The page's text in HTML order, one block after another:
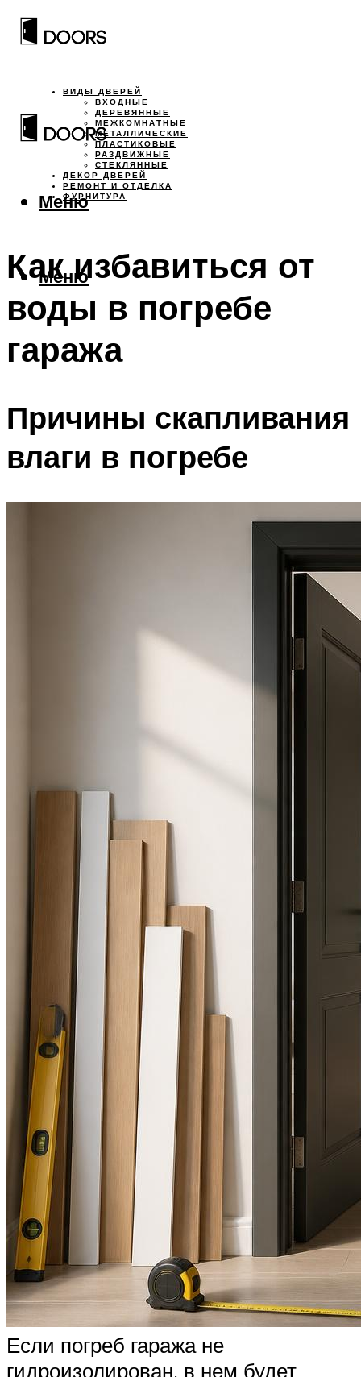
ВИДЫ ДВЕРЕЙ
ВХОДНЫЕ
ДЕРЕВЯННЫЕ
МЕЖКОМНАТНЫЕ
МЕТАЛЛИЧЕСКИЕ
ПЛАСТИКОВЫЕ
РАЗДВИЖНЫЕ
СТЕКЛЯННЫЕ
ДЕКОР ДВЕРЕЙ
РЕМОНТ И ОТДЕЛКА
ФУРНИТУРА
Меню
Меню
Как избавиться от
воды в погребе
гаража
Причины скапливания
влаги в погребе
Если погреб гаража не
гидроизолирован, в нем будет